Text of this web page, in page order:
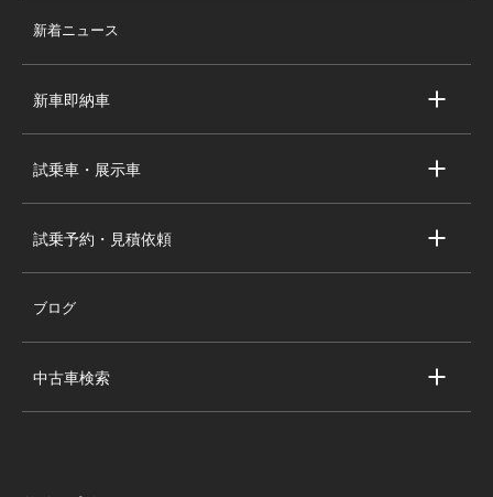
スタッフ紹介
個人情報の取り扱い
新着ニュース
新車即納車
シボレー新車即納車
試乗車・展示車
シボレー試乗車・展示車
試乗予約・見積依頼
試乗予約
ブログ
中古車検索